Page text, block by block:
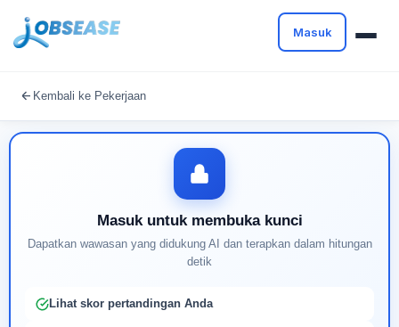
Masuk
Kembali ke Pekerjaan
Masuk untuk membuka kunci
Dapatkan wawasan yang didukung AI dan terapkan dalam hitungan
detik
Lihat skor pertandingan Anda
Buat profil Anda untuk membuka kunci pencocokan